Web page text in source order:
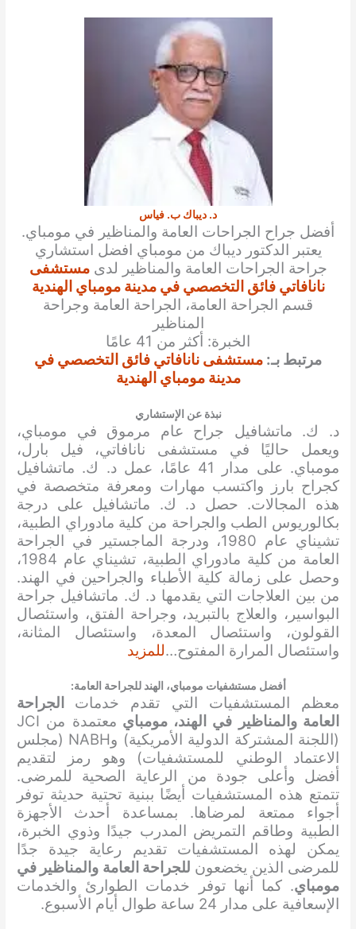
د. ديباك ب. فياس
أفضل جراح الجراحات العامة والمناظير في مومباي.
يعتبر الدكتور ديباك من مومباي افضل استشاري
جراحة الجراحات العامة والمناظير لدىمستشفى
نانافاتي فائق التخصصي في مدينة مومباي الهندية
قسم الجراحة العامة، الجراحة العامة وجراحة
المناظير
الخبرة: أكثر من 41 عامًا
مرتبط بـ: مستشفى نانافاتي فائق التخصصي في
مدينة مومباي الهندية
نبذة عن الإستشاري
د. ك. ماتشافيل جراح عام مرموق في مومباي،
ويعمل حاليًا في مستشفى نانافاتي، فيل بارل،
مومباي. على مدار 41 عامًا، عمل د. ك. ماتشافيل
كجراح بارز واكتسب مهارات ومعرفة متخصصة في
هذه المجالات. حصل د. ك. ماتشافيل على درجة
بكالوريوس الطب والجراحة من كلية مادوراي الطبية،
تشيناي عام 1980، ودرجة الماجستير في الجراحة
العامة من كلية مادوراي الطبية، تشيناي عام 1984،
وحصل على زمالة كلية الأطباء والجراحين في الهند.
من بين العلاجات التي يقدمها د. ك. ماتشافيل جراحة
البواسير، والعلاج بالتبريد، وجراحة الفتق، واستئصال
القولون، واستئصال المعدة، واستئصال المثانة،
واستئصال المرارة المفتوح…للمزيد
أفضل مستشفيات مومباي، الهند للجراحة العامة:
معظم المستشفيات التي تقدم خدمات الجراحة
العامة والمناظير في الهند، مومباي
معتمدة من JCI
(اللجنة المشتركة الدولية الأمريكية) وNABH (مجلس
الاعتماد الوطني للمستشفيات) وهو رمز لتقديم
أفضل وأعلى جودة من الرعاية الصحية للمرضى.
تتمتع هذه المستشفيات أيضًا ببنية تحتية حديثة توفر
أجواء ممتعة لمرضاها. بمساعدة أحدث الأجهزة
الطبية وطاقم التمريض المدرب جيدًا وذوي الخبرة،
يمكن لهذه المستشفيات تقديم رعاية جيدة جدًا
للمرضى الذين يخضعون للجراحة العامة والمناظير في
مومباي. كما أنها توفر خدمات الطوارئ والخدمات
الإسعافية على مدار 24 ساعة طوال أيام الأسبوع.